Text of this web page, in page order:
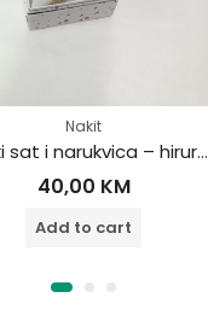
Nakit
Ženski sat i narukvica – hirurški čelik
40,00 KM
Add to cart